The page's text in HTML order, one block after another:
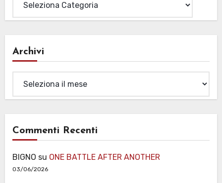
Archivi
Commenti Recenti
BIGNO su ONE BATTLE AFTER ANOTHER
03/06/2026